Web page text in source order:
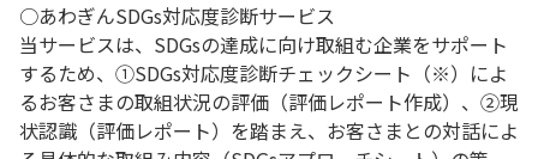
○あわぎんSDGs対応度診断サービス
当サービスは、SDGsの達成に向け取組む企業をサポート
するため、①SDGs対応度診断チェックシート（※）によ
るお客さまの取組状況の評価（評価レポート作成）、②現
状認識（評価レポート）を踏まえ、お客さまとの対話によ